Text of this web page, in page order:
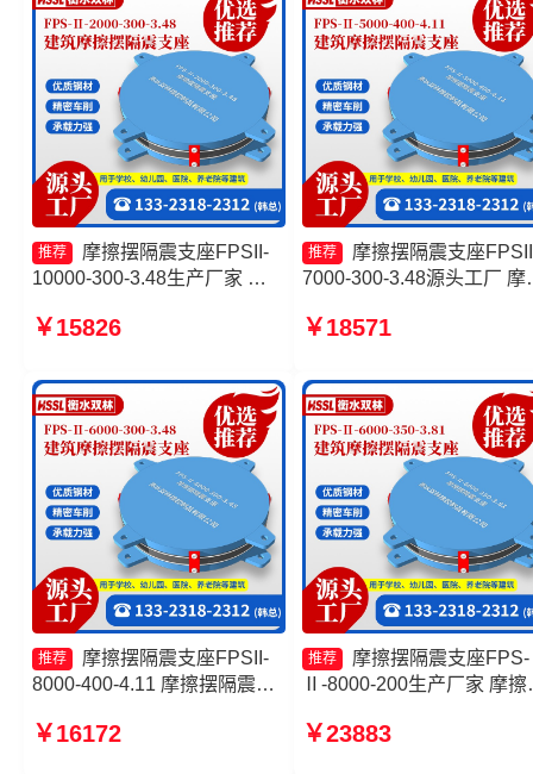
推荐
摩擦摆隔震支座FPSII-
10000-300-3.48生产厂家 建
摆隔震支座FPSII-6000-400-
工厂
￥15826
推荐
摩擦摆隔震支座
7000-300-3.48源头工厂 摩
3.48厂家 摩擦摆隔震支座
家 摩擦摆隔震支座FPSII-
7000-300-3.48
￥18571
推荐
摩擦摆隔震支座FPSII-
8000-400-4.11 摩擦摆隔震支
摩擦摆支座源头工厂 摩擦摆隔
￥16172
推荐
摩擦摆隔震支座FPS-
Ⅱ-8000-200生产厂家 摩擦
产厂家 摩擦摆隔震支座
￥23883